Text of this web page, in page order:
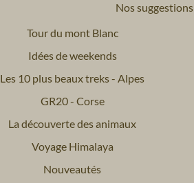
Nos suggestions
Tour du mont Blanc
Idées de weekends
Les 10 plus beaux treks - Alpes
GR20 - Corse
La découverte des animaux
Voyage Himalaya
Nouveautés